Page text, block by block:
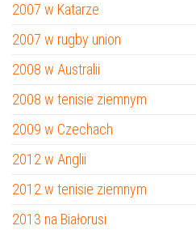
2007 w Katarze
2007 w rugby union
2008 w Australii
2008 w tenisie ziemnym
2009 w Czechach
2012 w Anglii
2012 w tenisie ziemnym
2013 na Białorusi